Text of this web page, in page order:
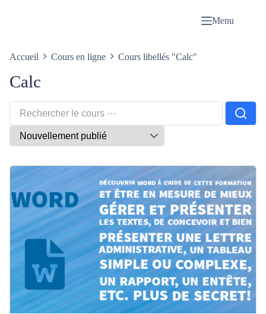
Menu
Accueil Cours en ligne Cours libellés "Calc"
Calc